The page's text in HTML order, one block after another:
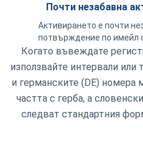
Почти незабавна
Активирането е почти
потвърждение по имейл
Когато въвеждате
използвайте интервали или
и германските (DE) номера
частта с герба, а
следват стандартния